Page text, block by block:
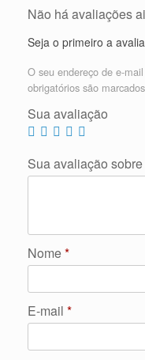
Não há avaliações
Seja o primeiro a
O seu endereço de e-
obrigatórios são
Sua avaliação
Sua avaliação
Nome*
E-mail *